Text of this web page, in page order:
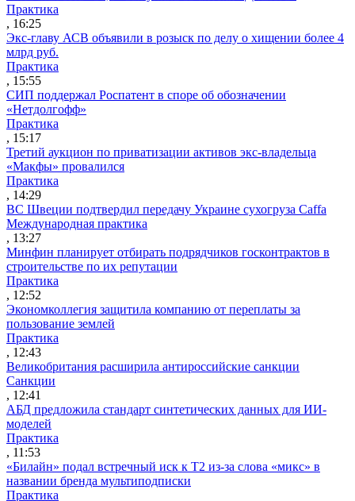
Практика
, 16:25
Экс-главу АСВ объявили в розыск по делу о хищении более 4
млрд руб.
Практика
, 15:55
СИП поддержал Роспатент в споре об обозначении
«Нетдолгофф»
Практика
, 15:17
Третий аукцион по приватизации активов экс-владельца
«Макфы» провалился
Практика
, 14:29
ВС Швеции подтвердил передачу Украине сухогруза Caffa
Международная практика
, 13:27
Минфин планирует отбирать подрядчиков госконтрактов в
строительстве по их репутации
Практика
, 12:52
Экономколлегия защитила компанию от переплаты за
пользование землей
Практика
, 12:43
Великобритания расширила антироссийские санкции
Санкции
, 12:41
АБД предложила стандарт синтетических данных для ИИ-
моделей
Практика
, 11:53
«Билайн» подал встречный иск к Т2 из-за слова «микс» в
названии бренда мультиподписки
Практика